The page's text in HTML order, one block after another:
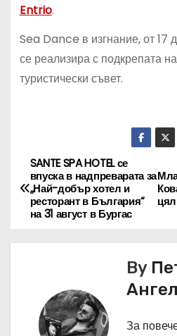
Entrio.
Sea Dance в изгнание, от 17
се реализира с подкрепата
туристически съвет.
Н
а
SANTE SPA HOTEL се
впуска в надпреварата за
„Най-добър хотел и
ресторант в България“
на 31 август в Бургас
By
За